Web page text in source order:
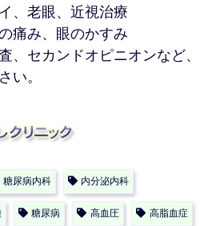
、老眼、 近視治療
痛み、 眼のかすみ
、セカンドオピニオンなど、
い。
糖尿病内科 内分泌内科
糖尿病 高血圧 高脂血症